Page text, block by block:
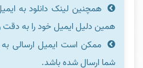
همچنین لینک دانلود به
همین دلیل ایمیل خود را به دقت
شما ارسال شده باشد.